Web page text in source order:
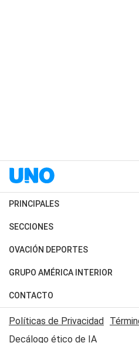
PRINCIPALES
Últimas Noticias
Política
Judiciales
Economia
SECCIONES
Horóscopo
Motores
Trucos caseros
Series y Películas
OVACIÓN DEPORTES
Fútbol
Mundial
Automovilismo
Rugby
GRUPO AMÉRICA INTERIOR
Canal 7 en Vivo
CONTACTO
Acerca de Nosotros
Contactanos
Políticas de Privacidad
Decálogo ético de IA